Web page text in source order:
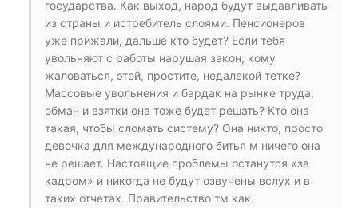
государства. Как выход, народ будут выдавливать
из страны и истребитель слоями. Пенсионеров
уже прижали, дальше кто будет? Если тебя
увольняют с работы нарушая закон, кому
жаловаться, этой, простите, недалекой тетке?
Массовые увольнения и бардак на рынке труда,
обман и взятки она тоже будет решать? Кто она
такая, чтобы сломать систему? Она никто, просто
девочка для международного битья м ничего она
не решает. Настоящие проблемы останутся «за
кадром» и никогда не будут озвучены вслух и в
таких отчетах. Правительство тм как